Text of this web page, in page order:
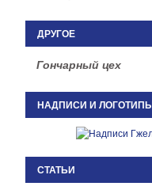
ДРУГОЕ
Гончарный цех
НАДПИСИ И ЛОГОТИПЫ
СТАТЬИ